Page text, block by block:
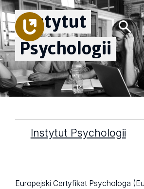
Instytut
Psychologii
Instytut Psychologii
Europejski Certyfikat Psychologa